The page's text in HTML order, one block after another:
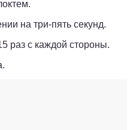
на три-пять секунд.
раз с каждой стороны.